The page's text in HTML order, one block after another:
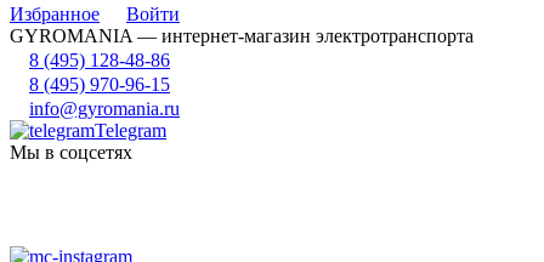
Избранное
Войти
GYROMANIA — интернет-магазин электротранспорта
8 (495) 128-48-86
8 (495) 970-96-15
info@gyromania.ru
Telegram
Мы в соцсетях